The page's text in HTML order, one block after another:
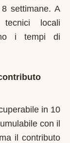
settimane. A
locali
i tempi di
in 10
con il
il contributo